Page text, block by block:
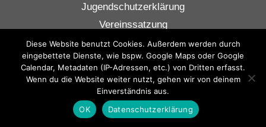
Jugendschutzerklärung
Vereinssatzung
Diese Website benutzt Cookies. Außerdem werden durch
eingebettete Dienste, wie bspw. Google Maps oder Google
Calendar, Metadaten (IP-Adressen, etc.) von Dritten erfasst.
Wenn du die Website weiter nutzt, gehen wir von deinem
Einverständnis aus.
OK
Datenschutzerklärung